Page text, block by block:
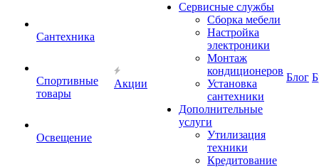
Сантехника
Спортивные
товары
Освещение
Акции
Сервисные службы
Сборка мебели
Настройка
электроники
Монтаж
кондиционеров
Установка
сантехники
Дополнительные
услуги
Утилизация
техники
Кредитование
Блог